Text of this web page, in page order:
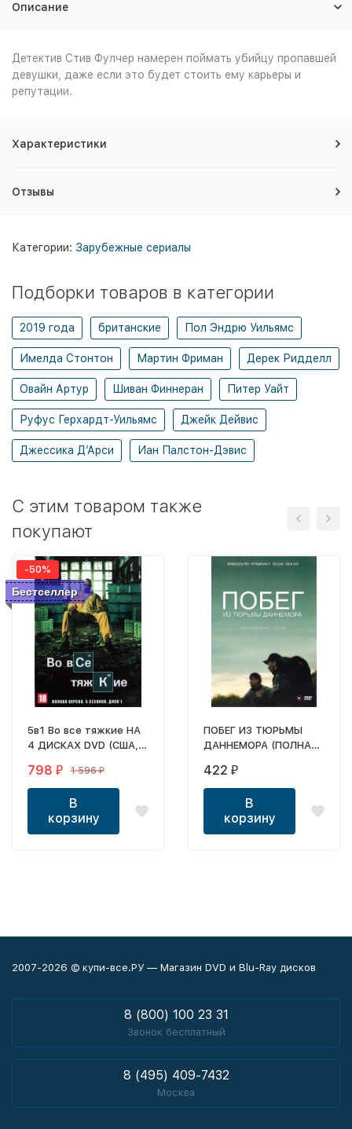
Описание
Детектив Стив Фулчер намерен поймать убийцу пропавшей
девушки, даже если это будет стоить ему карьеры и
репутации.
Характеристики
Отзывы
Категории: Зарубежные сериалы
Подборки товаров в категории
2019 года британские Пол Эндрю Уильямс
Имелда Стонтон Мартин Фриман Дерек Ридделл
Овайн Артур Шиван Финнеран Питер Уайт
Руфус Герхардт-Уильямс Джейк Дейвис
Джессика Д’Арси Иан Палстон-Дэвис
C этим товаром также
покупают
Бестселлер
-50%
5в1 Во все тяжкие НА
4 ДИСКАХ DVD (США,
версия, 5 сезонов, 62
серии)
798 ₽ 1 596₽
В
корзину
ПОБЕГ ИЗ ТЮРЬМЫ
ДАННЕМОРА (ПОЛНАЯ
422 ₽
В
корзину
2007-2026 © купи-все.РУ — Магазин DVD и Blu-Ray дисков
8 (800) 100 23 31
Звонок бесплатный
8 (495) 409-7432
Москва